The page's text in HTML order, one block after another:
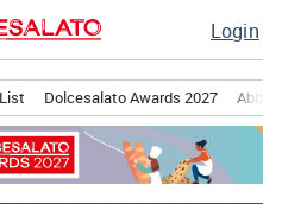
Login
Dolcesalato Awards 2027